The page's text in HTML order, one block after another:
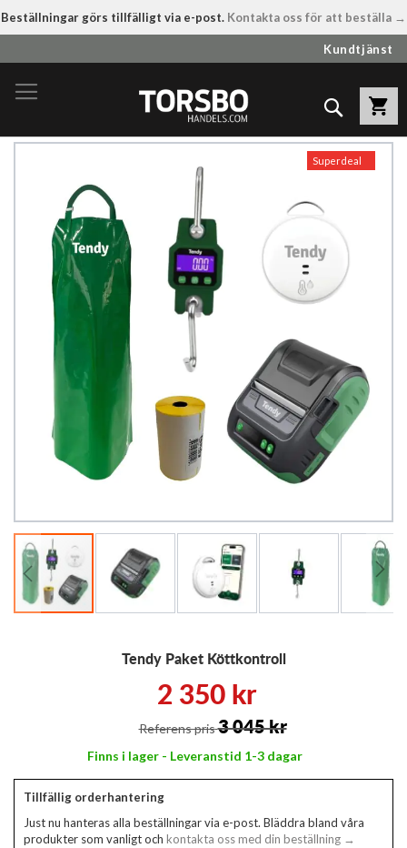
Beställningar görs tillfälligt via e-post. Kontakta oss för att beställa →
till
innehållet
Kundtjänst
Sök
bildgalleriet
Superdeal
Tendy Paket Köttkontroll
2 350 kr
Referens pris3 045 kr
Finns i lager - Leveranstid 1-3 dagar
Tillfällig orderhantering
Just nu hanteras alla beställningar via e-post. Bläddra bland våra
produkter som vanligt och kontakta oss med din beställning →